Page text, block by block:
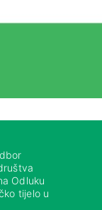
Odluku
tijelo u